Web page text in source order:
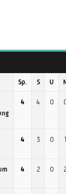
Sp. S U
4 4 0
4 3 0 1
4 2 0